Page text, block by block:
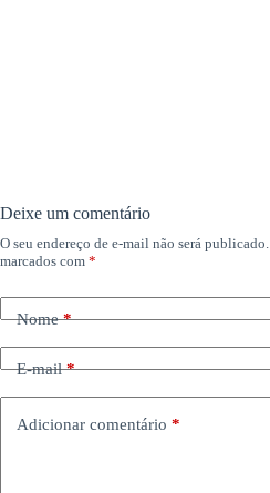
Deixe um comentário
O seu endereço de e-mail não será publicado.
marcados com *
Nome*
E-mail*
Adicionar comentário *